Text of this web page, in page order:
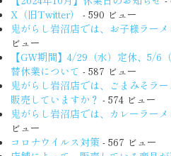
X（旧Twitter）
- 590 ビュー
鬼がらし岩沼店では、お子様ラー
ビュー
【GW期間】4/29（水）定休、5/6
替休業について - 587 ビュー
鬼がらし岩沼店では、ごまみそラ
販売していますか？ - 574 ビュー
鬼がらし岩沼店では、カレーラー
ビュー
コロナウイルス対策 - 567 ビュー